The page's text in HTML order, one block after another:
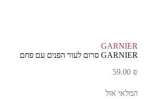
GARNIER
GARNIER סרום לעור הפנים עם פחם
59.00 ₪
המלאי אזל